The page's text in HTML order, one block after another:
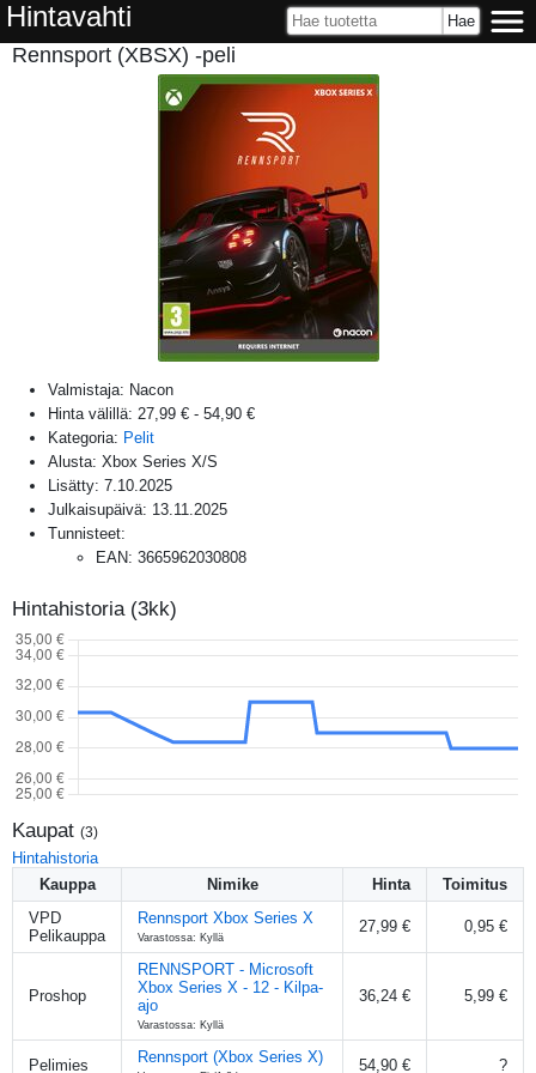
Hintavahti
Rennsport (XBSX) -peli
Valmistaja: Nacon
Hinta välillä: 27,99 € - 54,90 €
Kategoria: Pelit
Alusta: Xbox Series X/S
Lisätty: 7.10.2025
Julkaisupäivä: 13.11.2025
Tunnisteet:
EAN: 3665962030808
Hintahistoria (3kk)
Kaupat (3)
Hintahistoria
Kauppa
Nimike Hinta
Toimitus
VPD
Pelikauppa
Rennsport Xbox Series X
Varastossa: Kyllä
27,99 € 0,95 €
Proshop
RENNSPORT - Microsoft
Xbox Series X - 12 - Kilpa-
ajo
Varastossa: Kyllä
36,24 € 5,99 €
Pelimies Rennsport (Xbox Series X) 54,90 € ?